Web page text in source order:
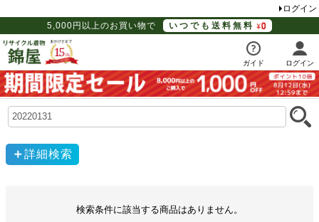
ログイン
5,000円以上のお買い物で
いつでも送料無料
ガイド ログイン
詳細検索
検索条件に該当する商品はありません。